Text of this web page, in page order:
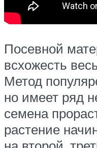
Посевной
всхожесть
Метод
но имеет ряд
семена
растение